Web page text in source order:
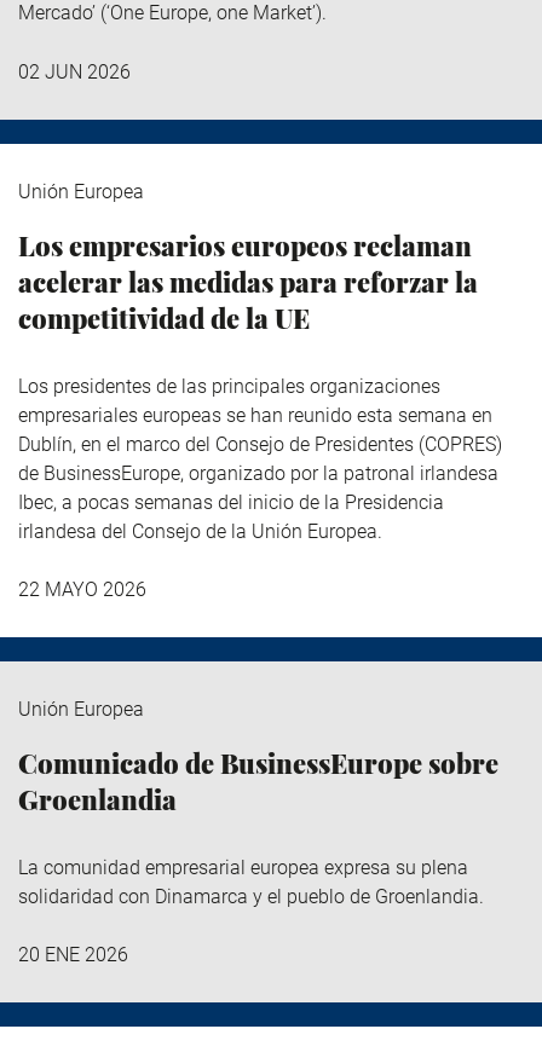
Mercado’ (‘One Europe, one Market’).
02 JUN 2026
Unión Europea
Los empresarios europeos reclaman
acelerar las medidas para reforzar la
competitividad de la UE
Los presidentes de las principales organizaciones
empresariales europeas se han reunido esta semana en
Dublín, en el marco del Consejo de Presidentes (COPRES)
de BusinessEurope, organizado por la patronal irlandesa
Ibec, a pocas semanas del inicio de la Presidencia
irlandesa del Consejo de la Unión Europea.
22 MAYO 2026
Unión Europea
Comunicado de BusinessEurope sobre
Groenlandia
La comunidad empresarial europea expresa su plena
solidaridad con Dinamarca y el pueblo de Groenlandia.
20 ENE 2026